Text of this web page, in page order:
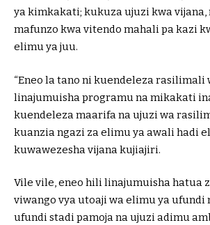
ya kimkakati; kukuza ujuzi kwa vijana,
mafunzo kwa vitendo mahali pa kazi
elimu ya juu.
“Eneo la tano ni kuendeleza rasilimali
linajumuisha programu na mikakati
kuendeleza maarifa na ujuzi wa
kuanzia ngazi za elimu ya awali hadi
kuwawezesha vijana kujiajiri.
Vile vile, eneo hili linajumuisha hatua
viwango vya utoaji wa elimu ya ufundi
ufundi stadi pamoja na ujuzi adimu